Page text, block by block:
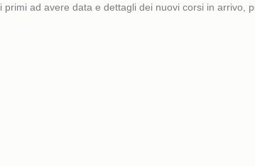
primi ad avere data e dettagli dei nuovi corsi in arrivo,